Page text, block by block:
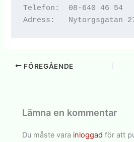
Telefon:  08-640 46 54
Adress:   Nytorgsgatan
FÖREGÅENDE
Lämna en kommentar
Du måste vara inloggad för att